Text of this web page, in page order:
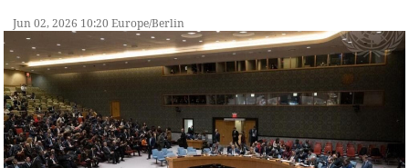
Jun 02, 2026 10:20 Europe/Berlin